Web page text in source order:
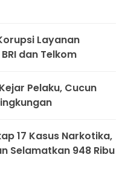
Layanan
dan Telkom
Pelaku, Cucun
17 Kasus Narkotika,
Selamatkan 948 Ribu